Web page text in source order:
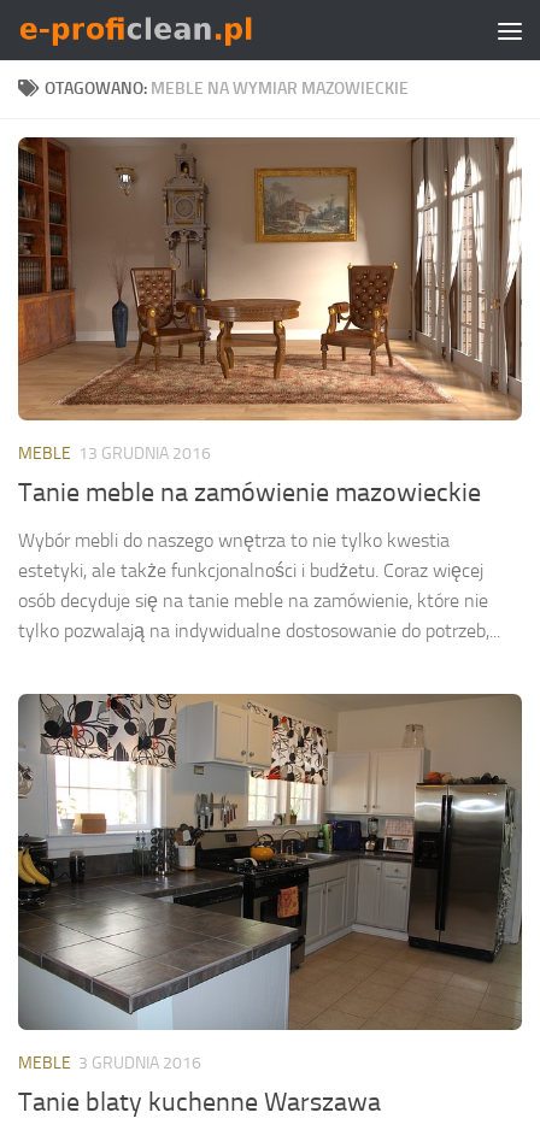
Skip to content
OTAGOWANO: MEBLE NA WYMIAR MAZOWIECKIE
MEBLE 13 GRUDNIA 2016
Tanie meble na zamówienie mazowieckie
Wybór mebli do naszego wnętrza to nie tylko kwestia
estetyki, ale także funkcjonalności i budżetu. Coraz więcej
osób decyduje się na tanie meble na zamówienie, które nie
tylko pozwalają na indywidualne dostosowanie do potrzeb,...
MEBLE 3 GRUDNIA 2016
Tanie blaty kuchenne Warszawa